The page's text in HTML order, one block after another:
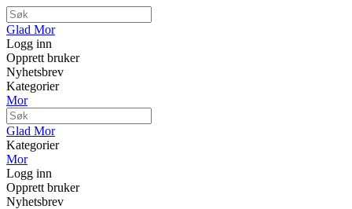
Glad Mor
Logg inn
Opprett bruker
Nyhetsbrev
Kategorier
Mor
Glad Mor
Kategorier
Mor
Logg inn
Opprett bruker
Nyhetsbrev